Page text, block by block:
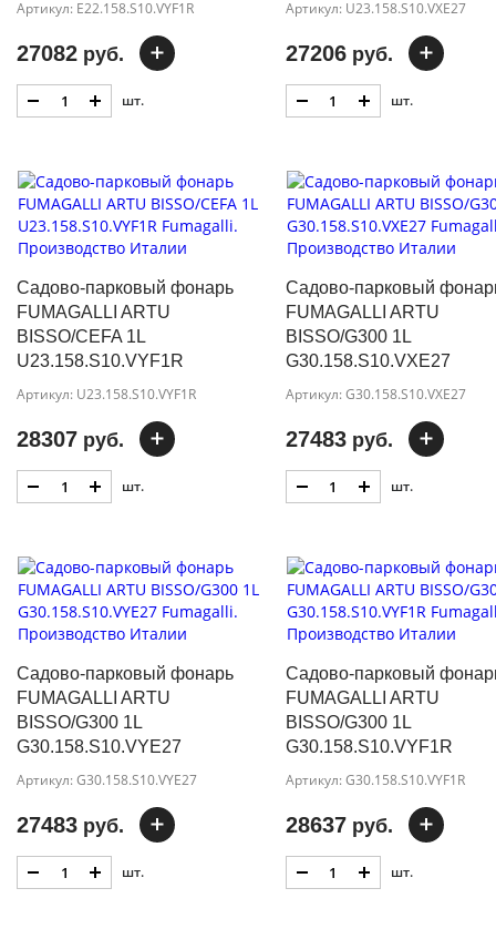
Артикул: E22.158.S10.VYF1R
27082 руб.
шт.
Артикул: U23.158.S10.VXE27
27206руб.
шт.
Садово-парковый фонарь
FUMAGALLI ARTU
BISSO/CEFA 1L
U23.158.S10.VYF1R
Артикул: U23.158.S10.VYF1R
28307 руб.
шт.
Садово-парковый
FUMAGALLI ARTU
BISSO/G300 1L
G30.158.S10.VXE27
Артикул: G30.158.S10.VXE27
27483руб.
шт.
Садово-парковый фонарь
FUMAGALLI ARTU
BISSO/G300 1L
G30.158.S10.VYE27
Артикул: G30.158.S10.VYE27
27483 руб.
шт.
Садово-парковый
FUMAGALLI ARTU
BISSO/G300 1L
G30.158.S10.VYF1R
Артикул: G30.158.S10.VYF1R
28637руб.
шт.